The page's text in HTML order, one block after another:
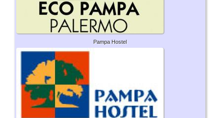
Pampa Hostel